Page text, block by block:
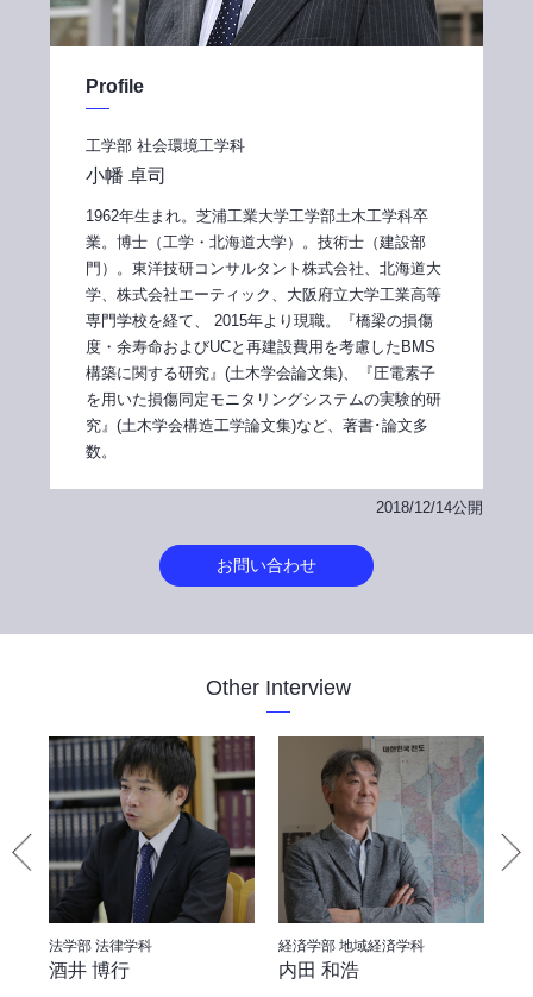
Profile
工学部 社会環境工学科
小幡 卓司
1962年生まれ。芝浦工業大学工学部土木工学科卒
業。博士（工学・北海道大学）。技術士（建設部
門）。東洋技研コンサルタント株式会社、北海道大
学、株式会社エーティック、大阪府立大学工業高等
専門学校を経て、 2015年より現職。『橋梁の損傷
度・余寿命およびUCと再建設費用を考慮したBMS
構築に関する研究』(土木学会論文集)、『圧電素子
を用いた損傷同定モニタリングシステムの実験的研
究』(土木学会構造工学論文集)など、著書･論文多
数。
2018/12/14公開
お問い合わせ
Other Interview
法学部 法律学科
酒井 博行
経済学部 地域経済学科
内田 和浩